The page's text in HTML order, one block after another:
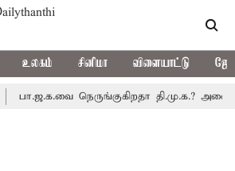
உலகம் சினிமா விளையாட்டு
நெருங்குகிறதா தி.மு.க.?